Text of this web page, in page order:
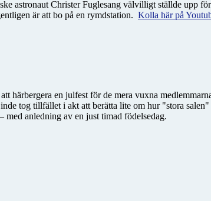
astronaut Christer Fuglesang välvilligt ställde upp
är att bo på en rymdstation. Kolla här på
härbergera en julfest för de mera vuxna
tog tillfället i akt att berätta lite om hur "stora
med anledning av en just timad födelsedag.